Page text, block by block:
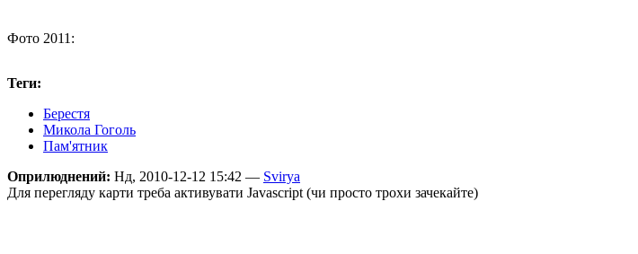
Фото 2011:
Теги:
Берестя
Микола Гоголь
Пам'ятник
Оприлюднений: Нд, 2010-12-12 15:42 — Svirya
Для перегляду карти треба активувати Javascript (чи просто трохи зачекайте)